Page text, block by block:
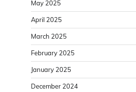
May 2025
April 2025
March 2025
February 2025
January 2025
December 2024